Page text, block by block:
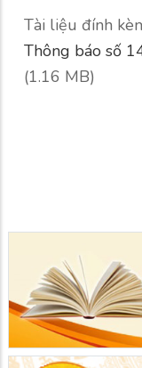
Tài liệu đính
Thông báo số
(1.16 MB)